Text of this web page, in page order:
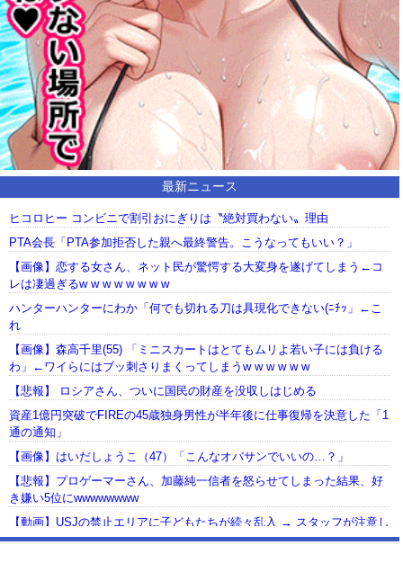
最新ニュース
ヒコロヒー コンビニで割引おにぎりは〝絶対買わない〟理由
PTA会長「PTA参加拒否した親へ最終警告。こうなってもいい？」
【画像】恋する女さん、ネット民が驚愕する大変身を遂げてしまう←コ
レは凄過ぎるw w w w w w w w
ハンターハンターにわか「何でも切れる刀は具現化できない(ﾆﾁｯ」←こ
れ
【画像】森高千里(55) 「ミニスカートはとてもムリよ若い子には負ける
わ」←ワイらにはブッ刺さりまくってしまうw w w w w w
【悲報】 ロシアさん、ついに国民の財産を没収しはじめる
資産1億円突破でFIREの45歳独身男性が半年後に仕事復帰を決意した「1
通の通知」
【画像】はいだしょうこ（47）「こんなオバサンでいいの…？」
【悲報】プロゲーマーさん、加藤純一信者を怒らせてしまった結果、好
き嫌い5位にwwwwwwww
【動画】USJの禁止エリアに子どもたちが続々乱入 → スタッフが注意し
ても止まらない事態に